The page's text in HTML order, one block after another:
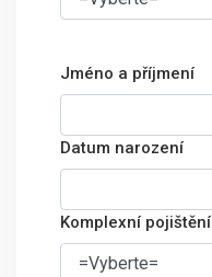
Jméno a příjmení
Datum narození
Komplexní pojištění